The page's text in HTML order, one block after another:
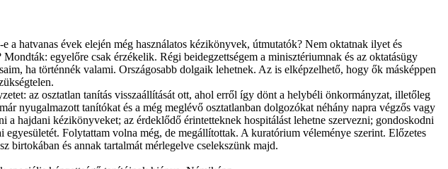
hatvanas évek elején még használatos kézikönyvek, útmutatók? Nem oktatnak ilyet és
egyelőre csak érzékelik. Régi beidegzettségem a minisztériumnak és az oktatásügy
ha történnék valami. Országosabb dolgaik lehetnek. Az is elképzelhető, hogy ők másképpen
az osztatlan tanítás visszaállítását ott, ahol erről így dönt a helybéli önkormányzat, illetőleg
nyugalmazott tanítókat és a még meglévő osztatlanban dolgozókat néhány napra végzős vagy
hajdani kézikönyveket; az érdeklődő érintetteknek hospitálást lehetne szervezni; gondoskodni
Folytattam volna még, de megállítottak. A kuratórium véleménye szerint. Előzetes
birtokában és annak tartalmát mérlegelve cselekszünk majd.